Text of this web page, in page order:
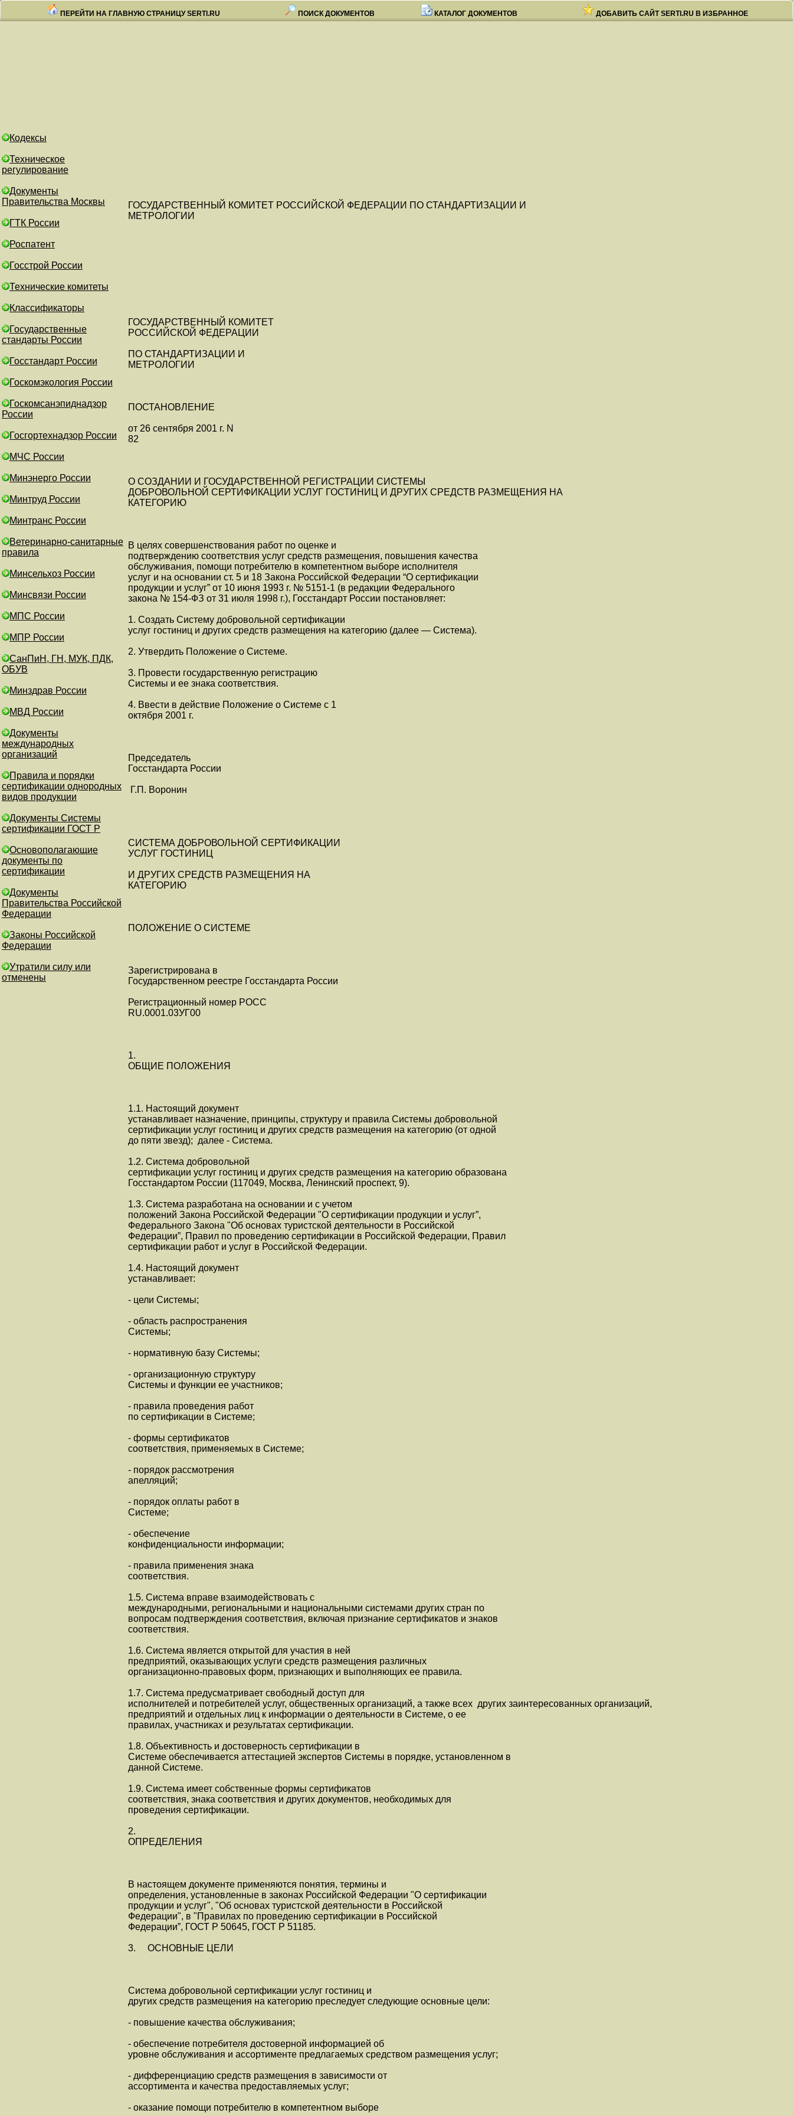
ПЕРЕЙТИ НА ГЛАВНУЮ СТРАНИЦУ SERTI.RU ПОИСК ДОКУМЕНТОВ КАТАЛОГ ДОКУМЕНТОВ ДОБАВИТЬ САЙТ SERTI.RU В ИЗБРАННОЕ
Кодексы
Техническое
регулирование
Документы
Правительства Москвы
ГТК России
Роспатент
Госстрой России
Технические комитеты
Классификаторы
Государственные
стандарты России
Госстандарт России
Госкомэкология России
Госкомсанэпиднадзор
России
Госгортехнадзор России
МЧС России
Минэнерго России
Минтруд России
Минтранс России
Ветеринарно-санитарные
правила
Минсельхоз России
Минсвязи России
МПС России
МПР России
СанПиН, ГН, МУК, ПДК,
ОБУВ
Минздрав России
МВД России
Документы
международных
организаций
Правила и порядки
сертификации однородных
видов продукции
Документы Системы
сертификации ГОСТ Р
Основополагающие
документы по
сертификации
Документы
Правительства Российской
Федерации
Законы Российской
Федерации
Утратили силу или
отменены
ГОСУДАРСТВЕННЫЙ КОМИТЕТ РОССИЙСКОЙ ФЕДЕРАЦИИ ПО СТАНДАРТИЗАЦИИ И
МЕТРОЛОГИИ
ГОСУДАРСТВЕННЫЙ КОМИТЕТ
РОССИЙСКОЙ ФЕДЕРАЦИИ
ПО СТАНДАРТИЗАЦИИ И
МЕТРОЛОГИИ
ПОСТАНОВЛЕНИЕ
от 26 сентября 2001 г. N
82
О СОЗДАНИИ И ГОСУДАРСТВЕННОЙ РЕГИСТРАЦИИ СИСТЕМЫ
ДОБРОВОЛЬНОЙ СЕРТИФИКАЦИИ УСЛУГ ГОСТИНИЦ И ДРУГИХ СРЕДСТВ РАЗМЕЩЕНИЯ НА
КАТЕГОРИЮ
В це­лях со­вер­шен­ст­во­ва­ния ра­бот по оцен­ке и
под­твер­жде­нию со­от­вет­ст­вия ус­луг средств раз­ме­ще­ния, по­вы­ше­ния ка­че­ст­ва
об­слу­жи­ва­ния, по­мо­щи по­тре­би­те­лю в ком­пе­тент­ном вы­бо­ре ис­пол­ни­те­ля
ус­луг и на ос­но­ва­нии ст. 5 и 18 За­ко­на Рос­сий­ской Фе­де­ра­ции “О сер­ти­фи­ка­ции
про­дук­ции и ус­луг” от 10 ию­ня 1993 г. № 5151-1 (в ре­дак­ции Фе­де­раль­но­го
за­ко­на № 154-ФЗ от 31 ию­ля 1998 г.), Гос­стан­дарт Рос­сии по­ста­нов­ля­ет:
1. Соз­дать Сис­те­му доб­ро­воль­ной сер­ти­фи­ка­ции
ус­луг гос­ти­ниц и дру­гих средств раз­ме­ще­ния на ка­те­го­рию (да­лее — Сис­те­ма).
2. Ут­вер­дить По­ло­же­ние о Сис­те­ме.
3. Про­вес­ти го­су­дар­ст­вен­ную ре­ги­ст­ра­цию
Сис­те­мы и ее зна­ка со­от­вет­ст­вия.
4. Вве­сти в дей­ст­вие По­ло­же­ние о Сис­те­ме с 1
ок­тяб­ря 2001 г.
Пред­се­да­тель
Гос­стан­дар­та Рос­сии
Г.П. Во­ро­нин
СИСТЕМА ДОБРОВОЛЬНОЙ СЕРТИФИКАЦИИ
УСЛУГ ГОСТИНИЦ
И ДРУГИХ СРЕДСТВ РАЗМЕЩЕНИЯ НА
КАТЕГОРИЮ
ПОЛОЖЕНИЕ О СИСТЕМЕ
Зарегистрирована в
Государственном реестре Госстандарта России
Регистрационный номер РОСС
RU.0001.03УГ00
1.
ОБЩИЕ ПОЛОЖЕНИЯ
1.1. Настоящий документ
устанавливает назначение, принципы, структуру и правила Системы добровольной
сертификации услуг гостиниц и других средств размещения на категорию (от одной
до пяти звезд); далее - Система.
1.2. Система добровольной
сертификации услуг гостиниц и других средств размещения на категорию образована
Госстандартом России (117049, Москва, Ленинский проспект, 9).
1.3. Система разработана на основании и с учетом
положений Закона Российской Федерации "О сертификации продукции и услуг”,
Федерального Закона "Об основах туристской деятельности в Российской
Федерации”, Правил по проведению сертификации в Российской Федерации, Правил
сертификации работ и услуг в Российской Федерации.
1.4. Настоящий документ
устанавливает:
- цели Системы;
- область распространения
Системы;
- нормативную базу Системы;
- организационную структуру
Системы и функции ее участников;
- правила проведения работ
по сертификации в Системе;
- формы сертификатов
соответствия, применяемых в Системе;
- порядок рассмотрения
апелляций;
- порядок оплаты работ в
Системе;
- обеспечение
конфиденциальности информации;
- правила применения знака
соответствия.
1.5. Система вправе взаимодействовать с
международными, региональными и национальными системами других стран по
вопросам подтверждения соответствия, включая признание сертификатов и знаков
соответствия.
1.6. Система является открытой для участия в ней
предприятий, оказывающих услуги средств размещения различных
организационно-правовых форм, признающих и выполняющих ее правила.
1.7. Система предусматривает свободный доступ для
исполнителей и потребителей услуг, общественных организаций, а также всех других заинтересованных организаций,
предприятий и отдельных лиц к информации о деятельности в Системе, о ее
правилах, участниках и результатах сертификации.
1.8. Объективность и достоверность сертификации в
Системе обеспечивается аттестацией экспертов Системы в порядке, установленном в
данной Системе.
1.9. Система имеет собственные формы сертификатов
соответствия, знака соответствия и других документов, необходимых для
проведения сертификации.
2.
ОПРЕДЕЛЕНИЯ
В настоящем документе применяются понятия, термины и
определения, установленные в законах Российской Федерации "О сертификации
продукции и услуг", "Об основах туристской деятельности в Российской
Федерации", в "Правилах по проведению сертификации в Российской
Федерации”, ГОСТ Р 50645, ГОСТ Р 51185.
3. ОСНОВНЫЕ ЦЕЛИ
Система добровольной сертификации услуг гостиниц и
других средств размещения на категорию преследует следующие основные цели:
- повышение качества обслуживания;
- обеспечение потребителя достоверной информацией об
уровне обслуживания и ассортименте предлагаемых средством размещения услуг;
- дифференциацию средств размещения в зависимости от
ассортимента и качества предоставляемых услуг;
- оказание помощи потребителю в компетентном выборе